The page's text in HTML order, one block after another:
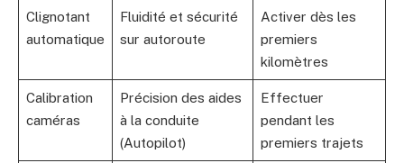
Clignotant
automatique
Fluidité et sécurité
sur autoroute
Activer dès les
premiers
kilomètres
Calibration
caméras
Précision des aides
à la conduite
(Autopilot)
Effectuer
pendant les
premiers trajets